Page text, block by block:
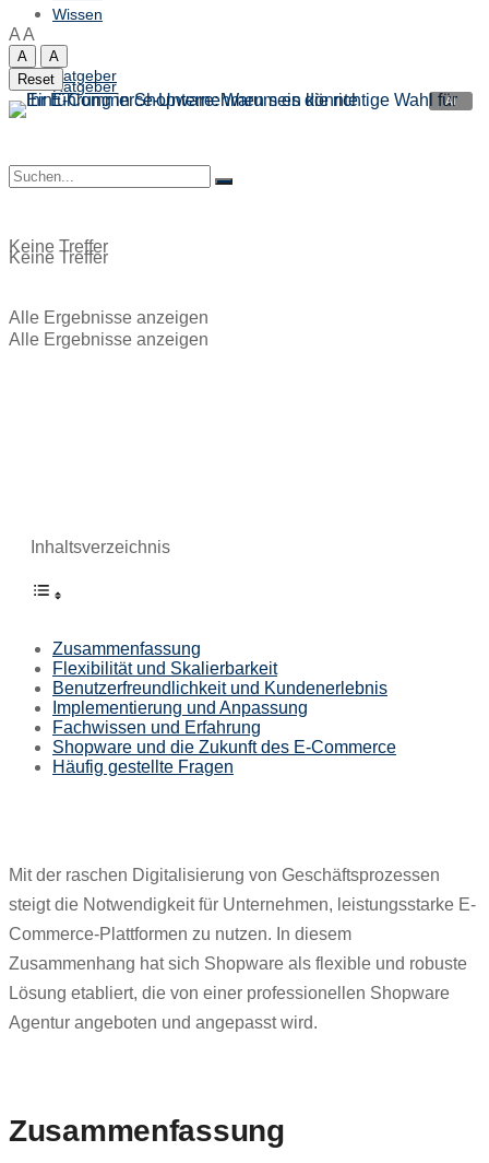
Ratgeber
Keine Treffer
Alle Ergebnisse anzeigen
Wissen
Ratgeber
Keine Treffer
Alle Ergebnisse anzeigen
AA
A
A
Reset
Inhaltsverzeichnis
Zusammenfassung
Flexibilität und Skalierbarkeit
Benutzerfreundlichkeit und Kundenerlebnis
Implementierung und Anpassung
Fachwissen und Erfahrung
Shopware und die Zukunft des E-Commerce
Häufig gestellte Fragen
Mit der raschen Digitalisierung von Geschäftsprozessen
steigt die Notwendigkeit für Unternehmen, leistungsstarke E-
Commerce-Plattformen zu nutzen. In diesem
Zusammenhang hat sich Shopware als flexible und robuste
Lösung etabliert, die von einer professionellen Shopware
Agentur angeboten und angepasst wird.
Zusammenfassung